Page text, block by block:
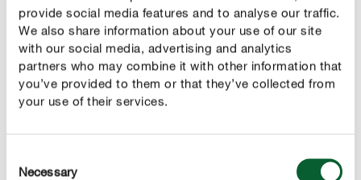
provide social media features and to analyse our traffic.
We also share information about your use of our site
with our social media, advertising and analytics
partners who may combine it with other information that
you’ve provided to them or that they’ve collected from
your use of their services.
Selection
Necessary
W rzeczywistości nie istnieje jeden, uniwersalny termin
rozpoczęcia wysiewu na zewnątrz, ponieważoptymalny
czas siewu zależy od indywidualnych potrzeb i
charakterystyki roślin. Na przykład bób charakteryzuje
się stosunkowo dużą odpornością i można go siać – przy
po tzw. zimnej Zośce. Dlatego warto sprawdzać